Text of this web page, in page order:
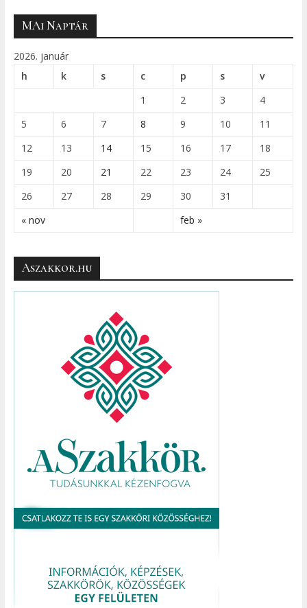
MAi Naptár
2026. január
h
k s c p s v
« nov feb »
1 2 3
4
5
6 7 8 9 10
11
12
13 14 15 16 17
18
19
20 21 22 23 24
25
26
27 28 29 30 31
Aszakkor.hu